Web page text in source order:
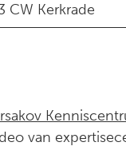
CW Kerkrade
van